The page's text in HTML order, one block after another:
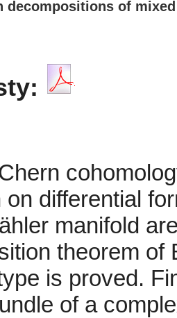
decompositions of
on differential
manifold
theorem of
is proved.
of a